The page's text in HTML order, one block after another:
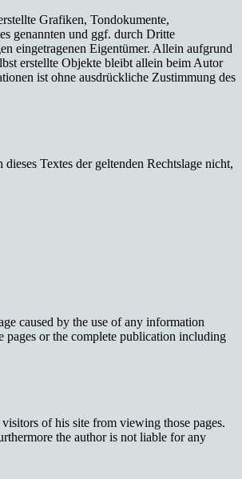
Grafiken, Tondokumente,
genannten und ggf. durch Dritte
eingetragenen Eigentümer. Allein aufgrund
erstellte Objekte bleibt allein beim Autor
ist ohne ausdrückliche Zustimmung des
Textes der geltenden Rechtslage nicht,
caused by the use of any information
or the complete publication including
of his site from viewing those pages.
the author is not liable for any